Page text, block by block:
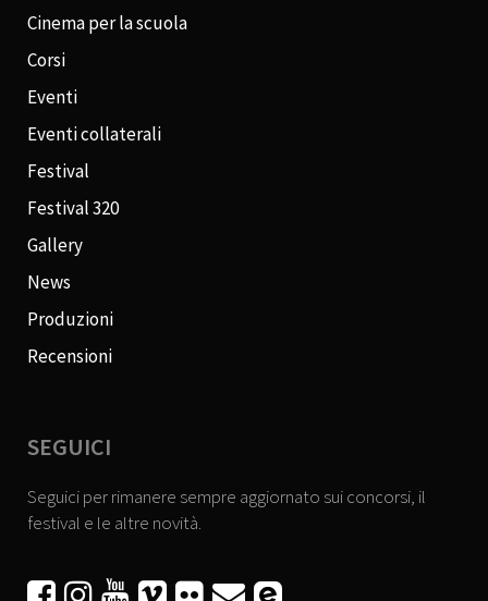
Cinema per la scuola
Corsi
Eventi
Eventi collaterali
Festival
Festival 320
Gallery
News
Produzioni
Recensioni
SEGUICI
Seguici per rimanere sempre aggiornato sui concorsi, il
festival e le altre novità.
     